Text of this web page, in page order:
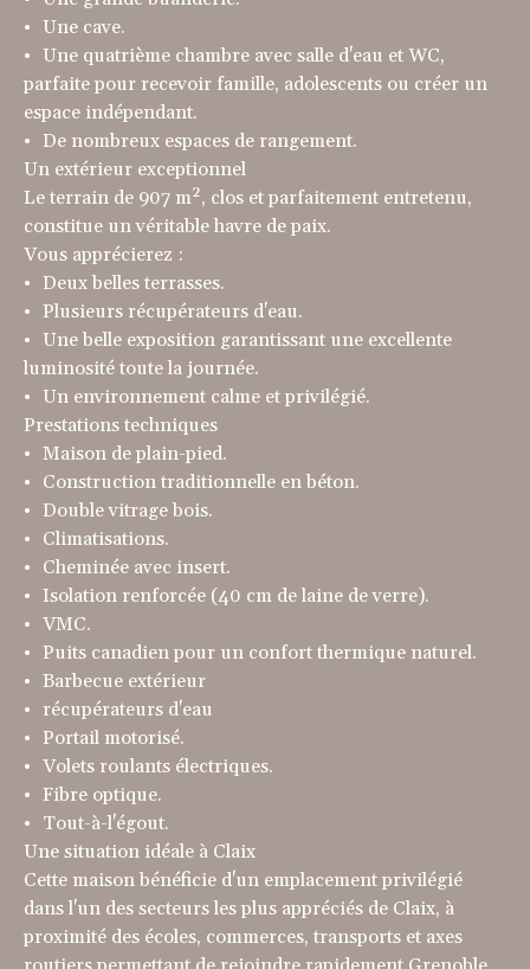
Une cave.
Une quatrième chambre avec salle d'eau et WC,
parfaite pour recevoir famille, adolescents ou créer un
espace indépendant.
De nombreux espaces de rangement.
Un extérieur exceptionnel
Le terrain de 907 m², clos et parfaitement entretenu,
constitue un véritable havre de paix.
Vous apprécierez :
Deux belles terrasses.
Plusieurs récupérateurs d'eau.
Une belle exposition garantissant une excellente
luminosité toute la journée.
Un environnement calme et privilégié.
Prestations techniques
Maison de plain-pied.
Construction traditionnelle en béton.
Double vitrage bois.
Climatisations.
Cheminée avec insert.
Isolation renforcée (40 cm de laine de verre).
VMC.
Puits canadien pour un confort thermique naturel.
Barbecue extérieur
récupérateurs d'eau
Portail motorisé.
Volets roulants électriques.
Fibre optique.
Tout-à-l'égout.
Une situation idéale à Claix
Cette maison bénéficie d'un emplacement privilégié
dans l'un des secteurs les plus appréciés de Claix, à
proximité des écoles, commerces, transports et axes